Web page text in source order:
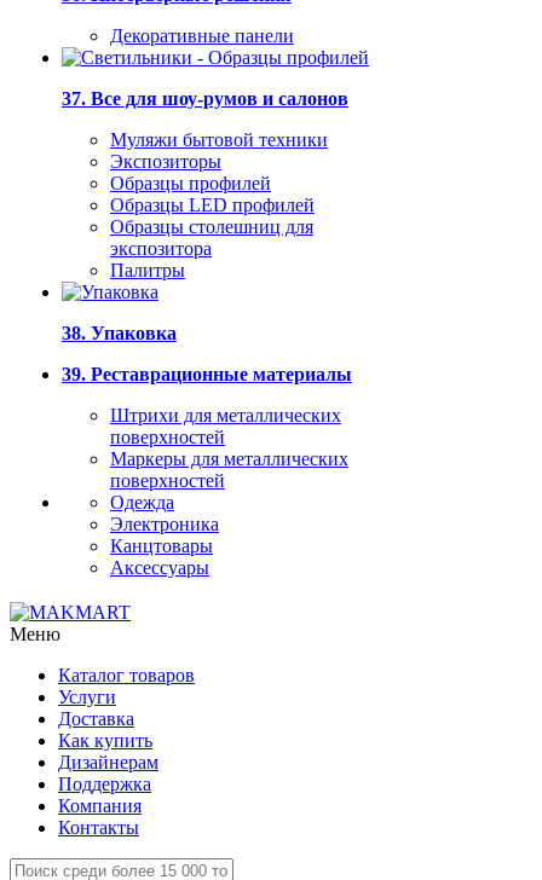
Декоративные панели
37. Все для шоу-румов и салонов
Муляжи бытовой техники
Экспозиторы
Образцы профилей
Образцы LED профилей
Образцы столешниц для
экспозитора
Палитры
38. Упаковка
39. Реставрационные материалы
Штрихи для металлических
поверхностей
Маркеры для металлических
поверхностей
Одежда
Электроника
Канцтовары
Аксессуары
Меню
Каталог товаров
Услуги
Доставка
Как купить
Дизайнерам
Поддержка
Компания
Контакты